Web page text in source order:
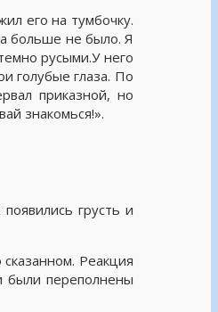
его на тумбочку.
больше не было. Я
русыми.У него
голубые глаза. По
приказной, но
знакомься!».
грусть и
Реакция
были переполнены